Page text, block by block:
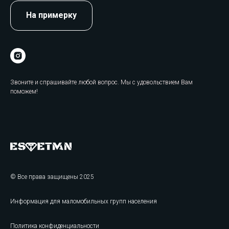
На примерку
Звоните и спрашивайте любой вопрос. Мы с удовольствием Вам
поможем!
© Все права защищены 2025
Информация для маломобильных групп населения
Политика конфиденциальности